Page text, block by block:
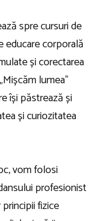
spre cursuri de
educare corporală
și corectarea
lumea”
își păstrează și
și curiozitatea
vom folosi
profesionist
fizice